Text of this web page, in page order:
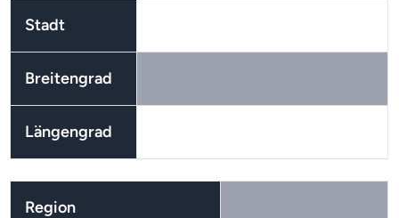
Stadt
Breitengrad
Längengrad
Region